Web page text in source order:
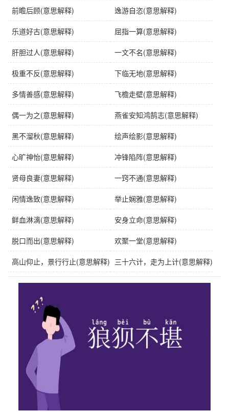
前瞻后顾(意思解释) 逸游自恣(意思解释)
乐道好古(意思解释) 屈指一算(意思解释)
肝胆过人(意思解释) 一文不名(意思解释)
极重不反(意思解释) 下临无地(意思解释)
多情善感(意思解释) 飞檐走壁(意思解释)
偶一为之(意思解释) 燕雀安知鸿鹄志(意思解释)
黑不溜秋(意思解释) 绘声绘影(意思解释)
心旷神怡(意思解释) 冲锋陷阵(意思解释)
贤母良妻(意思解释) 一窍不通(意思解释)
闲情逸致(意思解释) 举止娴雅(意思解释)
鲜血淋漓(意思解释) 安身立命(意思解释)
脱口而出(意思解释) 欢聚一堂(意思解释)
高山仰止，景行行止(意思解释) 三十六计，走为上计(意思解释)